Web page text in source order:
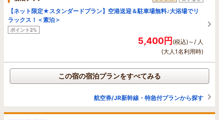
【ネット限定★スタンダードプラン】空港送迎＆駐車場無料♪大浴場でリ
ラックス！＜素泊＞
ポイント2%
5,400円(税込)～/ 人
(大人1名利用時)
この宿の宿泊プランをすべてみる
航空券/JR新幹線・特急付プランから探す